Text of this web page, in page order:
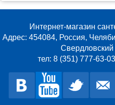
Водонагреватели
Electrolux
Интернет-магазин
Адрес: 454084, Россия,
Свердловский
тел: 8 (351) 777-63-